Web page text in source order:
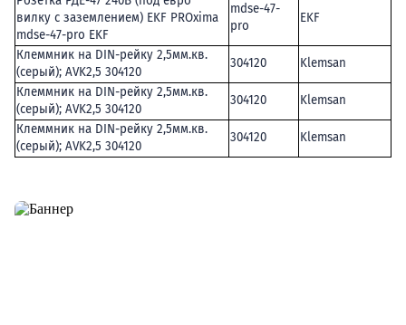
вилку с заземлением) EKF PROxima
mdse-47-pro EKF
mdse-47-
pro
EKF
Клеммник на DIN-рейку 2,5мм.кв.
(серый); AVK2,5 304120
304120
Klemsan
Клеммник на DIN-рейку 2,5мм.кв.
(серый); AVK2,5 304120
304120
Klemsan
Клеммник на DIN-рейку 2,5мм.кв.
(серый); AVK2,5 304120
304120 Klemsan